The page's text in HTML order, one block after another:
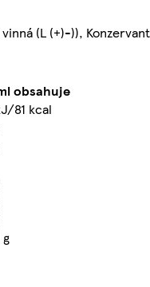
(L (+)-)), Konzervant
obsahuje
81 kcal
g